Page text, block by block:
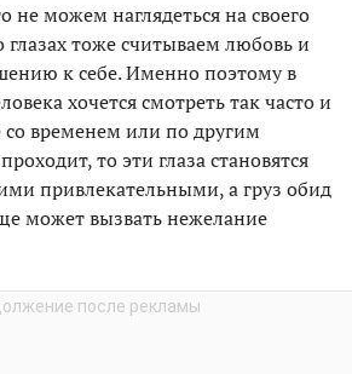
можем наглядеться на своего
глазах тоже считываем любовь и
к себе. Именно поэтому в
хочется смотреть так часто и
со временем или по другим
то эти глаза становятся
привлекательными, а груз обид
может вызвать нежелание